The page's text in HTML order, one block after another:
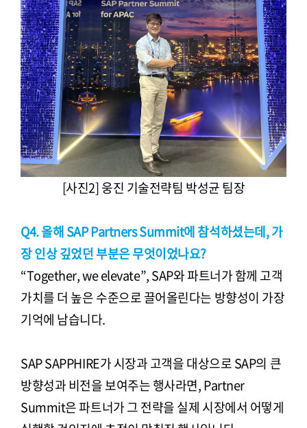
[사진2] 웅진 기술전략팀 박성균 팀장
Q4. 올해 SAP Partners Summit에 참석하셨는데, 가
장 인상 깊었던 부분은 무엇이었나요?
“Together, we elevate”, SAP와 파트너가 함께 고객
가치를 더 높은 수준으로 끌어올린다는 방향성이 가장
기억에 남습니다.
SAP SAPPHIRE가 시장과 고객을 대상으로 SAP의 큰
방향성과 비전을 보여주는 행사라면, Partner
Summit은 파트너가 그 전략을 실제 시장에서 어떻게